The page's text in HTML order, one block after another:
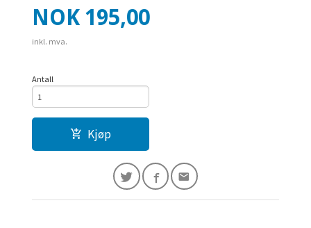
Pris
NOK 195,00
inkl. mva.
Antall
Kjøp